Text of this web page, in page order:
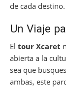
de cada destino.
Un Viaje
El tour Xcaret
abierta a la
sea que
ambas, este